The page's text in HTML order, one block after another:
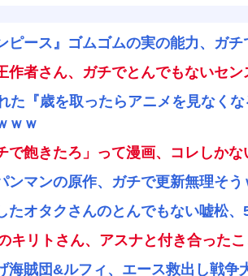
ピース』ゴムゴムの実の能力、ガ
作者さん、ガチでとんでもないセ
た『歳を取ったらアニメを見なく
ｗｗ
で飽きたろ」って漫画、コレしか
ンマンの原作、ガチで更新無理そ
たオタクさんのとんでもない嘘松
キリトさん、アスナと付き合った
海賊団&ルフィ、エース救出し戦争